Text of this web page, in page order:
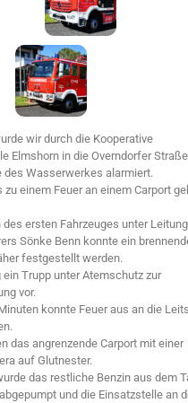
wir durch die Kooperative
Elmshorn in die Overndorfer
des Wasserwerkes alarmiert.
zu einem Feuer an einem Carport
ersten Fahrzeuges unter
Sönke Benn konnte ein
festgestellt werden.
ein Trupp unter Atemschutz zur
vor.
konnte Feuer aus an die
das angrenzende Carport mit einer
auf Glutnester.
das restliche Benzin aus dem
und die Einsatzstelle an